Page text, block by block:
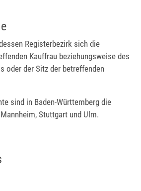
Registerbezirk sich die
Kauffrau beziehungsweise des
oder der Sitz der betreffenden
sind in Baden-Württemberg die
Stuttgart und Ulm.